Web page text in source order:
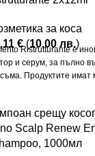
за коса
€ (10,00 лв.)
Ristrutturante е
и серум, за пълно
Продуктите
срещу
Scalp Renew
1000мл